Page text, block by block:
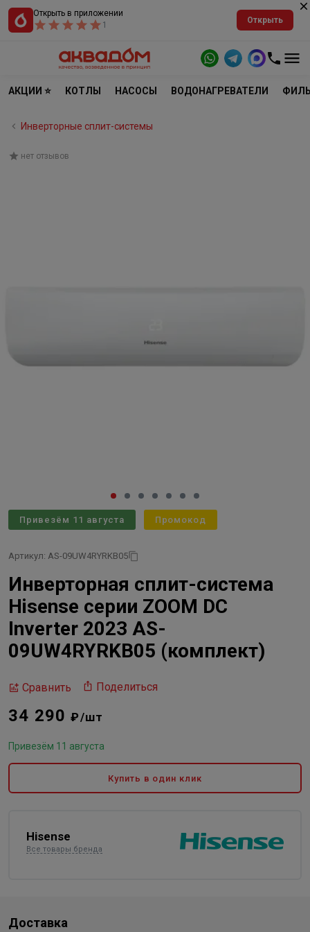
Открыть в приложении
1
Открыть
АКЦИИ ⭐ КОТЛЫ НАСОСЫ ВОДОНАГРЕВАТЕЛИ
Инверторные сплит-системы
нет отзывов
Привезём 11 августа Промокод
Артикул: AS-09UW4RYRKB05
Инверторная сплит-система
Hisense серии ZOOM DC
Inverter 2023 AS-
09UW4RYRKB05 (комплект)
Сравнить Поделиться
34 290₽/шт
Привезём 11 августа
Купить в один клик
Hisense
Все товары бренда
Доставка